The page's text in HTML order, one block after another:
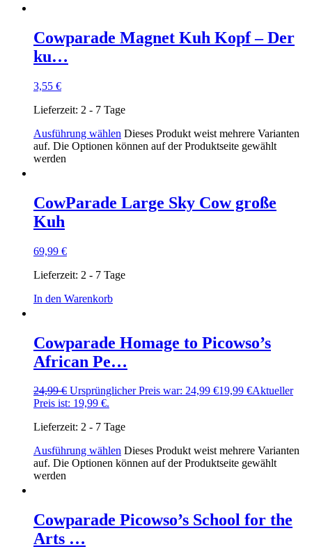
Cowparade Magnet Kuh Kopf – Der
ku…
3,55 €
Lieferzeit: 2 - 7 Tage
Ausführung wählen Dieses Produkt weist mehrere Varianten
auf. Die Optionen können auf der Produktseite gewählt
werden
CowParade Large Sky Cow große
Kuh
69,99 €
Lieferzeit: 2 - 7 Tage
In den Warenkorb
Cowparade Homage to Picowso’s
African Pe…
24,99€ Ursprünglicher Preis war: 24,99 €19,99 €Aktueller
Preis ist: 19,99 €.
Lieferzeit: 2 - 7 Tage
Ausführung wählen Dieses Produkt weist mehrere Varianten
auf. Die Optionen können auf der Produktseite gewählt
werden
Cowparade Picowso’s School for the
Arts …